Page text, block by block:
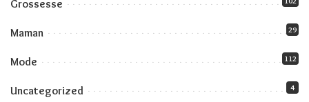
Grossesse
Maman 29
Mode 112
Uncategorized 4